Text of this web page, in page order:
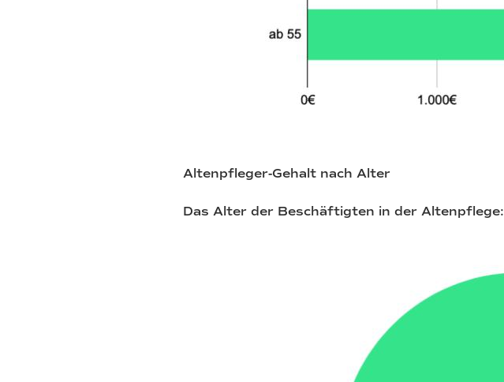
Altenpfleger-Gehalt nach Alter
Das Alter der Beschäftigten in der Altenpflege: